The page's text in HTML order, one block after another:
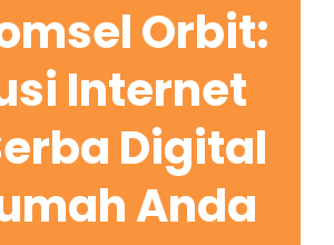
Orbit:
Internet
Digital
Anda